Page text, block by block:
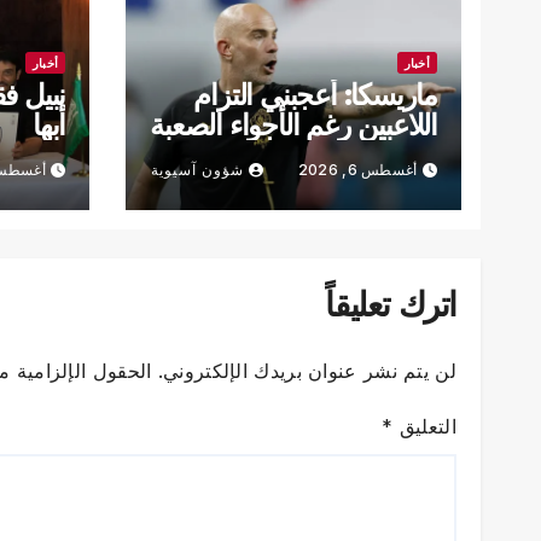
أخبار
ماريسكا: أعجبني التزام
اللاعبين رغم الأجواء الصعبة
أغسطس 6, 2026 شؤون آسيوية
أخبار
نبيل
أبها
أغسطس 6,
اترك تعليقاً
لن يتم نشر عنوان بريدك الإلكتروني. الحقول الإلزامية
التعليق *